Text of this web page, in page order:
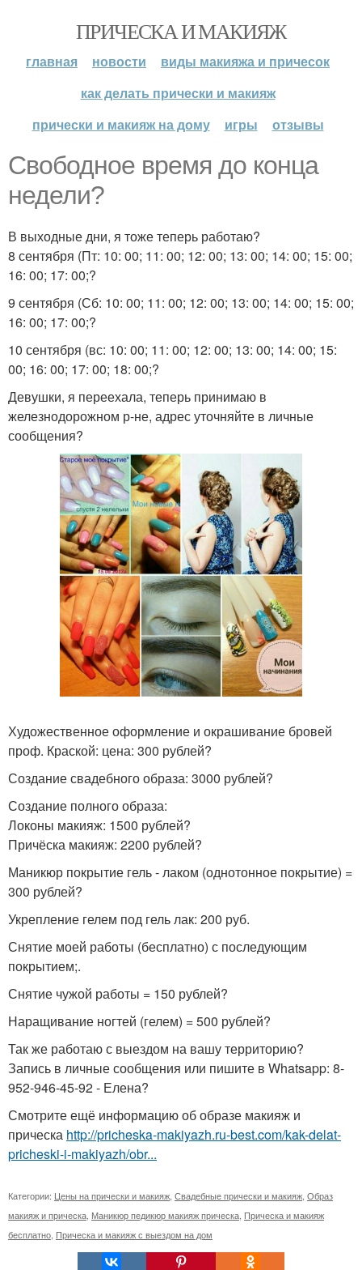
ПРИЧЕСКА И МАКИЯЖ
главная новости
виды макияжа и причесок
как делать прически и макияж
прически и макияж на дому
игры отзывы
Свободное время до конца
недели?
В выходные дни, я тоже теперь работаю?
8 сентября (Пт: 10: 00; 11: 00; 12: 00; 13: 00; 14: 00; 15: 00;
16: 00; 17: 00;?
9 сентября (Сб: 10: 00; 11: 00; 12: 00; 13: 00; 14: 00; 15: 00;
16: 00; 17: 00;?
10 сентября (вс: 10: 00; 11: 00; 12: 00; 13: 00; 14: 00; 15:
00; 16: 00; 17: 00; 18: 00;?
Девушки, я переехала, теперь принимаю в
железнодорожном р-не, адрес уточняйте в личные
сообщения?
Художественное оформление и окрашивание бровей
проф. Краской: цена: 300 рублей?
Создание свадебного образа: 3000 рублей?
Создание полного образа:
Локоны макияж: 1500 рублей?
Причёска макияж: 2200 рублей?
Маникюр покрытие гель - лаком (однотонное покрытие) =
300 рублей?
Укрепление гелем под гель лак: 200 руб.
Снятие моей работы (бесплатно) с последующим
покрытием;.
Снятие чужой работы = 150 рублей?
Наращивание ногтей (гелем) = 500 рублей?
Так же работаю с выездом на вашу территорию?
Запись в личные сообщения или пишите в Whatsapp: 8-
952-946-45-92 - Елена?
Смотрите ещё информацию об образе макияж и
прическа http://pricheska-makiyazh.ru-best.com/kak-delat-
pricheski-i-makiyazh/obr...
Категории: Цены на прически и макияж Свадебные прически и макияж Образ
макияж и прическа Маникюр педикюр макияж прическа Прическа и макияж
бесплатно Прическа и макияж с выездом на дом